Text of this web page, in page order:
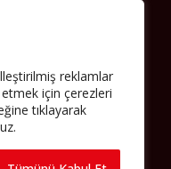
reklamlar
için çerezleri
tıklayarak
hem